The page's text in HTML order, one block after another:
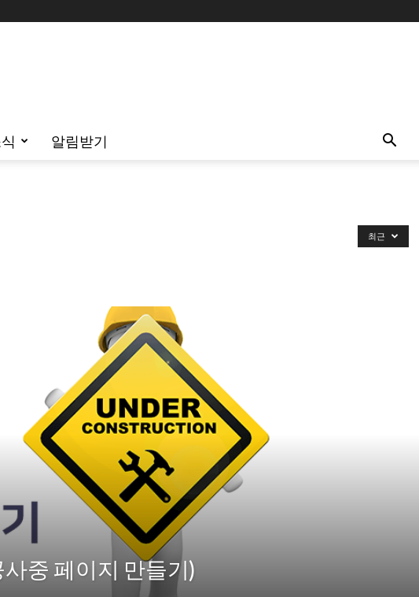
알림받기
최근
사중 페이지 만들기)